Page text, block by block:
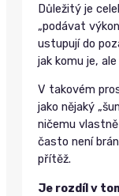
Důležitý je
„podávat
ustupují do
jak komu je,
V takovém
jako nějaký
ničemu
často není
přítěž.
Je rozdíl v